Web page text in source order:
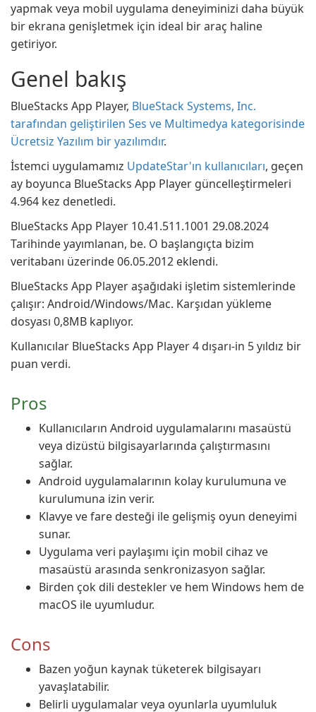
yapmak veya mobil uygulama deneyiminizi daha büyük
bir ekrana genişletmek için ideal bir araç haline
getiriyor.
Genel bakış
BlueStacks App Player, BlueStack Systems, Inc.
tarafından geliştirilen Ses ve Multimedya kategorisinde
Ücretsiz Yazılım bir yazılımdır.
İstemci uygulamamız UpdateStar'ın kullanıcıları, geçen
ay boyunca BlueStacks App Player güncelleştirmeleri
4.964 kez denetledi.
BlueStacks App Player 10.41.511.1001 29.08.2024
Tarihinde yayımlanan, be. O başlangıçta bizim
veritabanı üzerinde 06.05.2012 eklendi.
BlueStacks App Player aşağıdaki işletim sistemlerinde
çalışır: Android/Windows/Mac. Karşıdan yükleme
dosyası 0,8MB kaplıyor.
Kullanıcılar BlueStacks App Player 4 dışarı-in 5 yıldız bir
puan verdi.
Pros
Kullanıcıların Android uygulamalarını masaüstü
veya dizüstü bilgisayarlarında çalıştırmasını
sağlar.
Android uygulamalarının kolay kurulumuna ve
kurulumuna izin verir.
Klavye ve fare desteği ile gelişmiş oyun deneyimi
sunar.
Uygulama veri paylaşımı için mobil cihaz ve
masaüstü arasında senkronizasyon sağlar.
Birden çok dili destekler ve hem Windows hem de
macOS ile uyumludur.
Cons
Bazen yoğun kaynak tüketerek bilgisayarı
yavaşlatabilir.
Belirli uygulamalar veya oyunlarla uyumluluk